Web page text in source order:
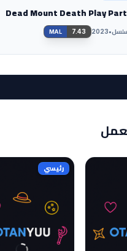
Dead Mount Death Play
•
2023
MAL 7.43
رئيسي